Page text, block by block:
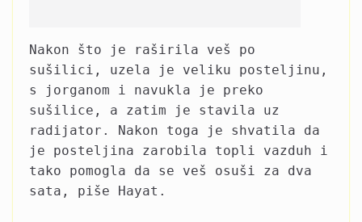
Nakon što je raširila veš po
sušilici, uzela je veliku posteljinu,
s jorganom i navukla je preko
sušilice, a zatim je stavila uz
radijator. Nakon toga je shvatila da
je posteljina zarobila topli vazduh i
tako pomogla da se veš osuši za dva
sata, piše Hayat.